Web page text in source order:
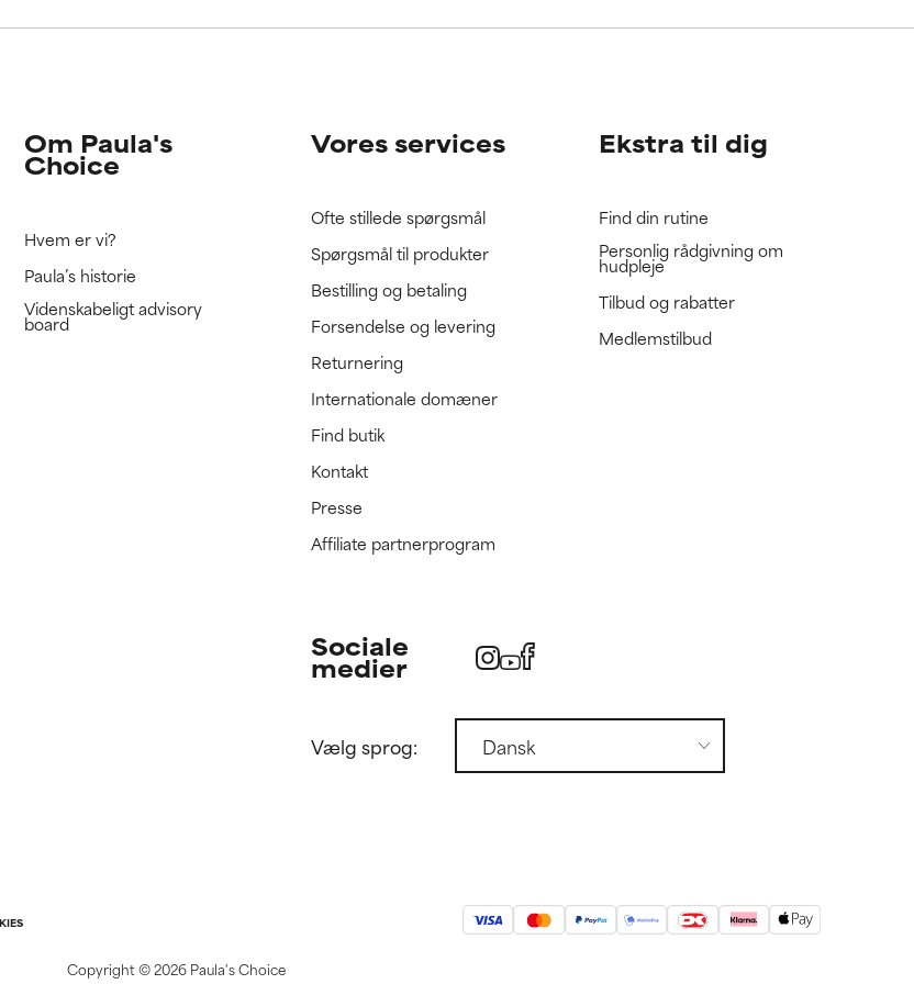
ingrediens, fordi vi ikke har haft mulighed for at gennemgå
ingrediens, fordi vi ikke har haft mulighed for at gennemgå
Om Paula's
Choice
Hvem er vi?
Paula’s historie
Videnskabeligt advisory
board
Vores services
Ofte stillede spørgsmål
Spørgsmål til produkter
Bestilling og betaling
Forsendelse og levering
Returnering
Internationale domæner
Find butik
Kontakt
Presse
Affiliate partnerprogram
Ekstra til dig
Find din rutine
Personlig rådgivning om
hudpleje
Tilbud og rabatter
Medlemstilbud
Sociale
medier
Vælg sprog:
Copyright ©2026 Paula's Choice